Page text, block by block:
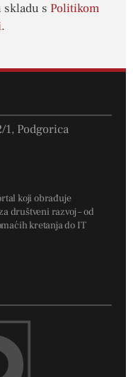
s Politikom
.
1, Podgorica
koji obrađuje
društveni razvoj – od
kretanja do IT